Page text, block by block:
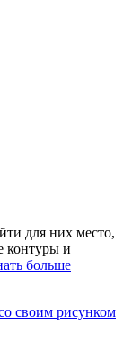
для них место,
контуры и
больше
своим рисунком